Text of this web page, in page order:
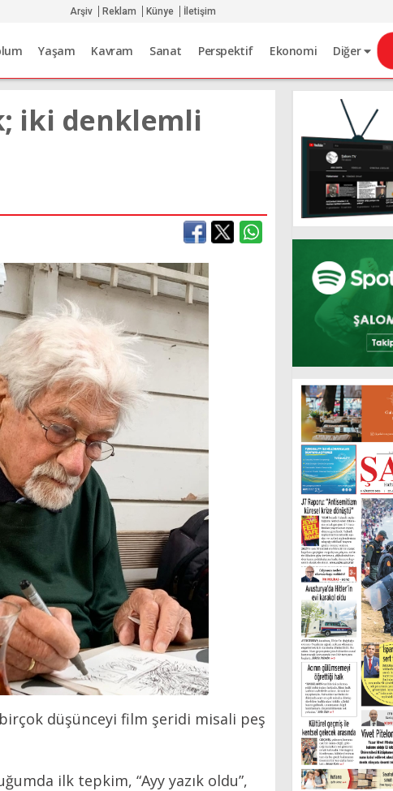
Arşiv Reklam Künye İletişim
Yaşam Kavram Sanat Perspektif Ekonomi Diğer
iki denklemli
düşünceyi film şeridi misali peş
ilk tepkim, “Ayy yazık oldu”,